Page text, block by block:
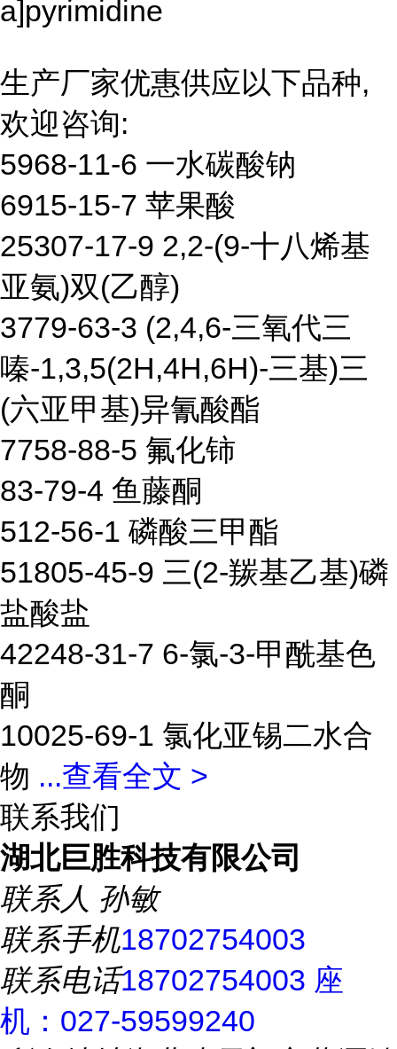
a]pyrimidine
生产厂家优惠供应以下品种,
欢迎咨询:
5968-11-6 一水碳酸钠
6915-15-7 苹果酸
25307-17-9 2,2-(9-十八烯基
亚氨)双(乙醇)
3779-63-3 (2,4,6-三氧代三
嗪-1,3,5(2H,4H,6H)-三基)三
(六亚甲基)异氰酸酯
7758-88-5 氟化铈
83-79-4 鱼藤酮
512-56-1 磷酸三甲酯
51805-45-9 三(2-羰基乙基)磷
盐酸盐
42248-31-7 6-氯-3-甲酰基色
酮
10025-69-1 氯化亚锡二水合
物 ...查看全文 >
联系我们
湖北巨胜科技有限公司
联系人 孙敏
联系手机18702754003
联系电话18702754003 座
机：027-59599240